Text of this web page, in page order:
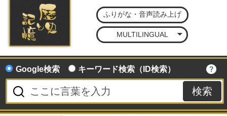
ふりがな・音声読み上げ
MULTILINGUAL
Google検索 キーワード検索（ID検索）